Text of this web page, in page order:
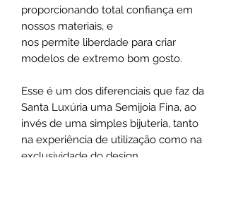
proporcionando total confiança em
nossos materiais, e
nos permite liberdade para criar
modelos de extremo bom gosto.
Esse é um dos diferenciais que faz da
Santa Luxúria uma Semijoia Fina, ao
invés de uma simples bijuteria, tanto
na experiência de utilização como na
exclusividade do design.